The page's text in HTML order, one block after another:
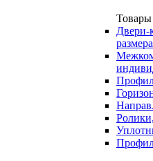
Товары
Двери-